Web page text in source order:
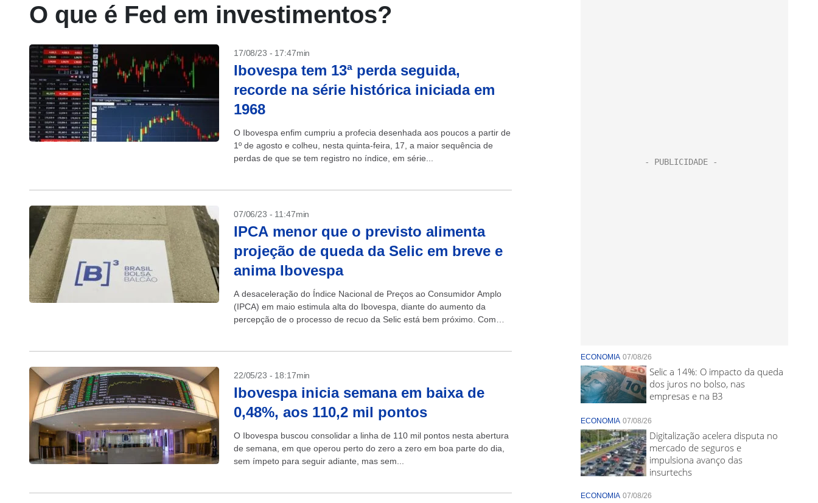
O que é Fed em investimentos?
17/08/23 - 17:47min
Ibovespa tem 13ª perda seguida,
recorde na série histórica iniciada em
1968
O Ibovespa enfim cumpriu a profecia desenhada aos poucos a partir de
1º de agosto e colheu, nesta quinta-feira, 17, a maior sequência de
perdas de que se tem registro no índice, em série...
07/06/23 - 11:47min
IPCA menor que o previsto alimenta
projeção de queda da Selic em breve e
anima Ibovespa
A desaceleração do Índice Nacional de Preços ao Consumidor Amplo
(IPCA) em maio estimula alta do Ibovespa, diante do aumento da
percepção de o processo de recuo da Selic está bem próximo. Com
22/05/23 - 18:17min
Ibovespa inicia semana em baixa de
0,48%, aos 110,2 mil pontos
O Ibovespa buscou consolidar a linha de 110 mil pontos nesta abertura
de semana, em que operou perto do zero a zero em boa parte do dia,
sem ímpeto para seguir adiante, mas sem...
ECONOMIA 07/08/26
Selic a 14%: O impacto da queda
dos juros no bolso, nas
empresas e na B3
ECONOMIA 07/08/26
Digitalização acelera disputa no
mercado de seguros e
impulsiona avanço das
insurtechs
ECONOMIA 07/08/26